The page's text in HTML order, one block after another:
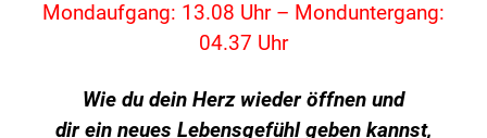
Mondaufgang: 13.08 Uhr – Monduntergang:
04.37 Uhr
Wie du dein Herz wieder öffnen und
dir ein neues Lebensgefühl geben kannst,